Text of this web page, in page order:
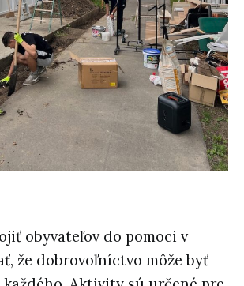
obyvateľov do pomoci v
že dobrovoľníctvo môže byť